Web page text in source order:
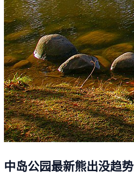
中岛公园最新熊出没趋势